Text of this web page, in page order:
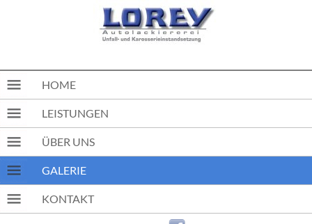
HOME
LEISTUNGEN
ÜBER UNS
GALERIE
KONTAKT